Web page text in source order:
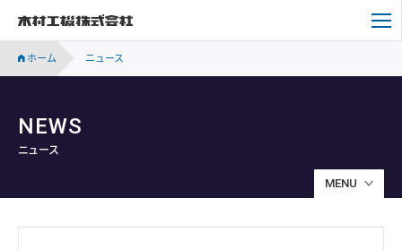
ホーム ニュース
NEWS
ニュース
MENU